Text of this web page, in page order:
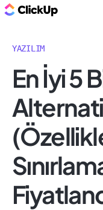
YAZILIM
En İyi 5